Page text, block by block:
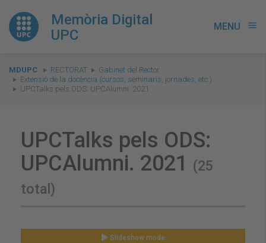
Memòria Digital
UPC
MENU menu
You
are
here:
MDUPC RECTORAT
Gabinet del Rector
Extensió de la docència (cursos, seminaris, jornades, etc.)
UPCTalks pels ODS: UPCAlumni. 2021
UPCTalks pels ODS:
UPCAlumni. 2021
(25
total)
Slideshow mode